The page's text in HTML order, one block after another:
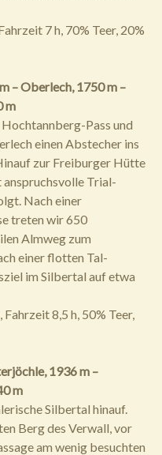
7 h, 70% Teer, 20%
– Oberlech, 1750 m –
m
Pass und
einen Abstecher ins
zur Freiburger Hütte
anspruchsvolle Trial-
Nach einer
treten wir 650
Almweg zum
einer flotten Tal-
im Silbertal auf etwa
8,5 h, 50% Teer,
1936 m –
m
Silbertal hinauf.
Berg des Verwall, vor
am wenig besuchten